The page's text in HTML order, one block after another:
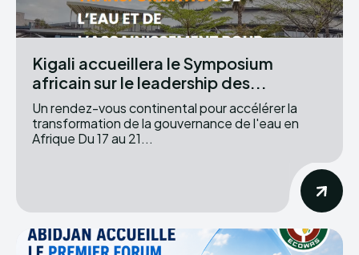
Kigali accueillera le Symposium
africain sur le leadership des...
Un rendez-vous continental pour accélérer la
transformation de la gouvernance de l'eau en
Afrique Du 17 au 21...